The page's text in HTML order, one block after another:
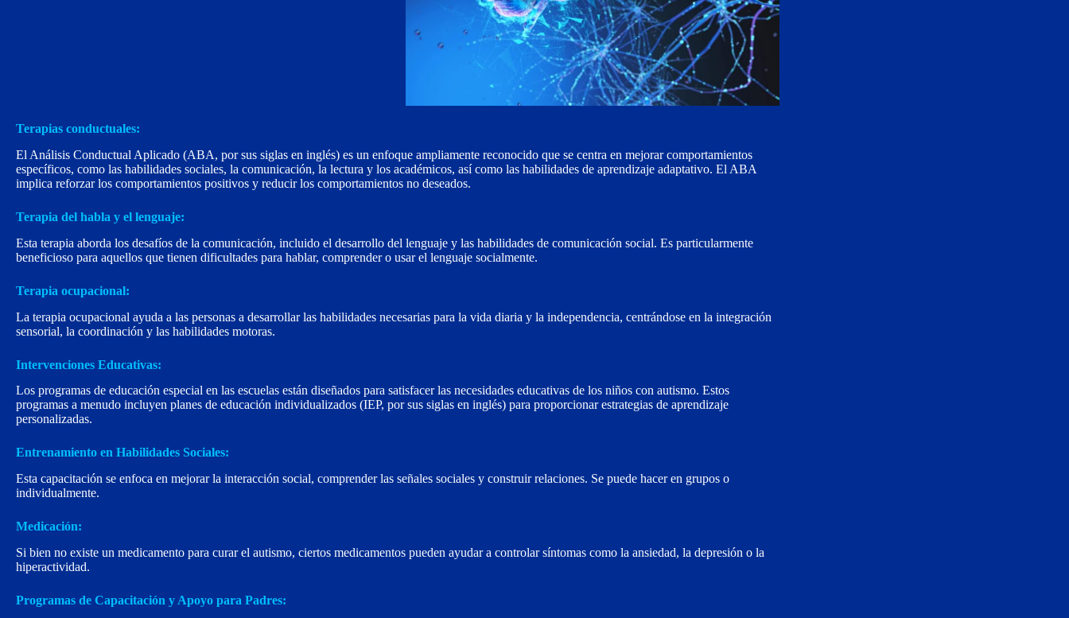
Terapias conductuales:
El Análisis Conductual Aplicado (ABA, por sus siglas en inglés) es un enfoque ampliamente reconocido que se centra en mejorar comportamientos
específicos, como las habilidades sociales, la comunicación, la lectura y los académicos, así como las habilidades de aprendizaje adaptativo. El ABA
implica reforzar los comportamientos positivos y reducir los comportamientos no deseados.
Terapia del habla y el lenguaje:
Esta terapia aborda los desafíos de la comunicación, incluido el desarrollo del lenguaje y las habilidades de comunicación social. Es particularmente
beneficioso para aquellos que tienen dificultades para hablar, comprender o usar el lenguaje socialmente.
Terapia ocupacional:
La terapia ocupacional ayuda a las personas a desarrollar las habilidades necesarias para la vida diaria y la independencia, centrándose en la integración
sensorial, la coordinación y las habilidades motoras.
Intervenciones Educativas:
Los programas de educación especial en las escuelas están diseñados para satisfacer las necesidades educativas de los niños con autismo. Estos
programas a menudo incluyen planes de educación individualizados (IEP, por sus siglas en inglés) para proporcionar estrategias de aprendizaje
personalizadas.
Entrenamiento en Habilidades Sociales:
Esta capacitación se enfoca en mejorar la interacción social, comprender las señales sociales y construir relaciones. Se puede hacer en grupos o
individualmente.
Medicación:
Si bien no existe un medicamento para curar el autismo, ciertos medicamentos pueden ayudar a controlar síntomas como la ansiedad, la depresión o la
hiperactividad.
Programas de Capacitación y Apoyo para Padres: